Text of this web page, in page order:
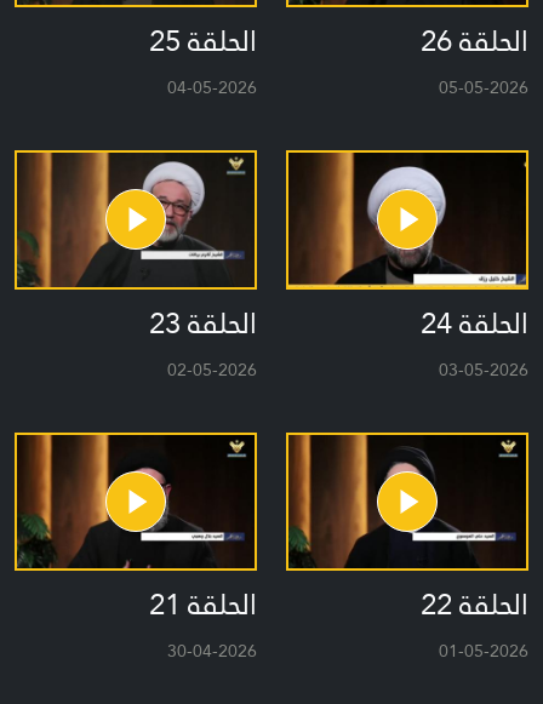
الحلقة 26
05-05-2026
الحلقة 25
04-05-2026
الحلقة 24
03-05-2026
الحلقة 23
02-05-2026
الحلقة 22
01-05-2026
الحلقة 21
30-04-2026